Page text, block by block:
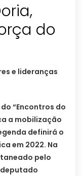
do
e lideranças
“Encontros do
a mobilização
definirá o
em 2022. Na
pelo